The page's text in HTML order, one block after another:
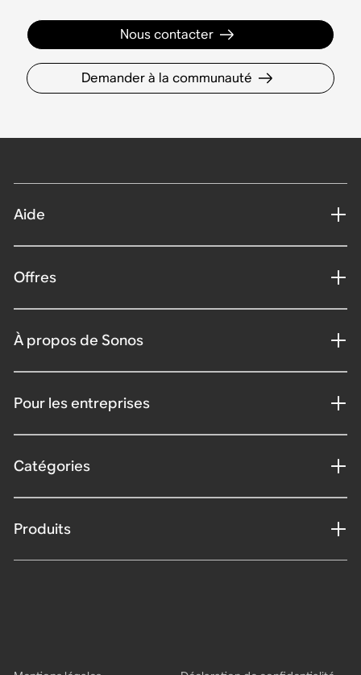
Nous contacter
Demander à la communauté
Aide
Offres
À propos de Sonos
Pour les entreprises
Catégories
Produits